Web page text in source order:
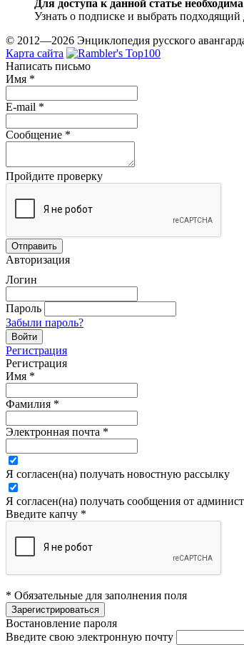
Для доступа к данной статье
Узнать о подписке и выбрать
© 2012—2026 Энциклопедия русского
Карта сайта
Написать письмо
Имя *
E-mail *
Сообщение *
Пройдите проверку
Авторизация
Логин
Пароль
Забыли пароль?
Регистрация
Регистрация
Имя *
Фамилия *
Электронная почта *
Я согласен(на) получать новостную рассылку
Я согласен(на) получать сообщения от
Введите капчу *
* Обязательные для заполнения поля
Востановление пароля
Введите свою электронную почту